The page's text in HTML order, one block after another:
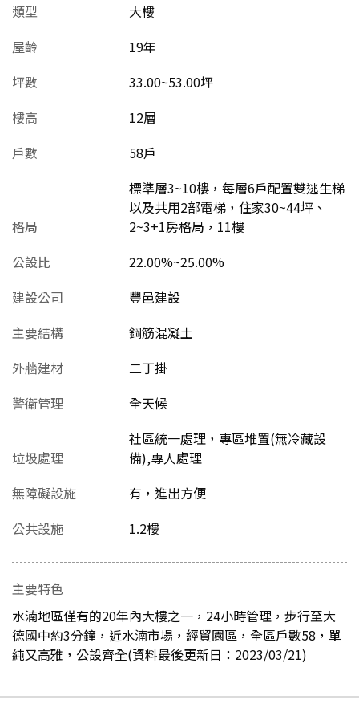
類型
大樓
屋齡
19年
坪數
33.00~53.00坪
樓高
12層
戶數
58戶
格局
標準層3~10樓，每層6戶配置雙逃生梯
以及共用2部電梯，住家30~44坪、
2~3+1房格局，11樓
公設比
22.00%~25.00%
建設公司
豐邑建設
主要結構
鋼筋混凝土
外牆建材
二丁掛
警衛管理
全天候
垃圾處理
社區統一處理，專區堆置(無冷藏設
備),專人處理
無障礙設施
有，進出方便
公共設施
1.2樓
主要特色
水湳地區僅有的20年內大樓之一，24小時管理，步行至大
德國中約3分鐘，近水湳市場，經貿園區，全區戶數58，單
純又高雅，公設齊全(資料最後更新日：2023/03/21)